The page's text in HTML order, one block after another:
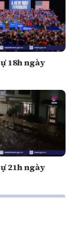
18h ngày
21h ngày